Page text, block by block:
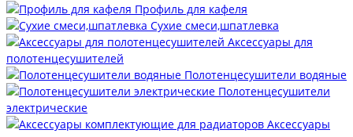
Профиль для кафеля
Сухие смеси,шпатлевка
Аксессуары для
полотенцесушителей
Полотенцесушители водяные
Полотенцесушители
электрические
Аксессуары